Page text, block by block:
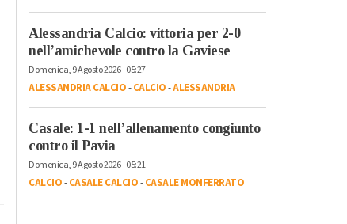
Alessandria Calcio: vittoria per 2-0
nell’amichevole contro la Gaviese
Domenica, 9 Agosto 2026 - 05:27
ALESSANDRIA CALCIO-CALCIO-ALESSANDRIA
Casale: 1-1 nell’allenamento congiunto
contro il Pavia
Domenica, 9 Agosto 2026 - 05:21
CALCIO-CASALE CALCIO-CASALE MONFERRATO